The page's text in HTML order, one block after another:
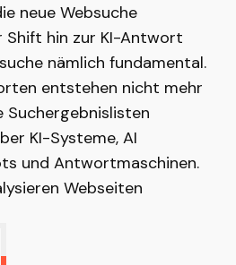
neue Websuche
hin zur KI-Antwort
nämlich fundamental.
entstehen nicht mehr
Suchergebnislisten
KI-Systeme, AI
und Antwortmaschinen.
Webseiten